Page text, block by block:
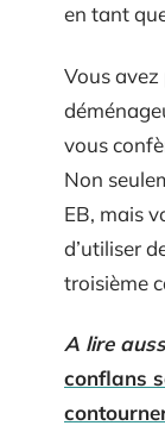
en tant
Vous avez
vous
Non
EB, mais
d’utiliser
troisième
A lire
conflans